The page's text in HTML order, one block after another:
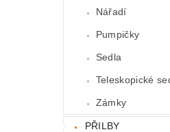
Nářadí
Pumpičky
Sedla
Teleskopické
Zámky
PŘILBY